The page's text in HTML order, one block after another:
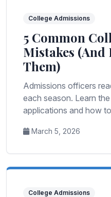
College Admissions
5 Common
Mistakes (And
Them)
Admissions officers
each season. Learn
applications and how
March 5, 2026
College Admissions